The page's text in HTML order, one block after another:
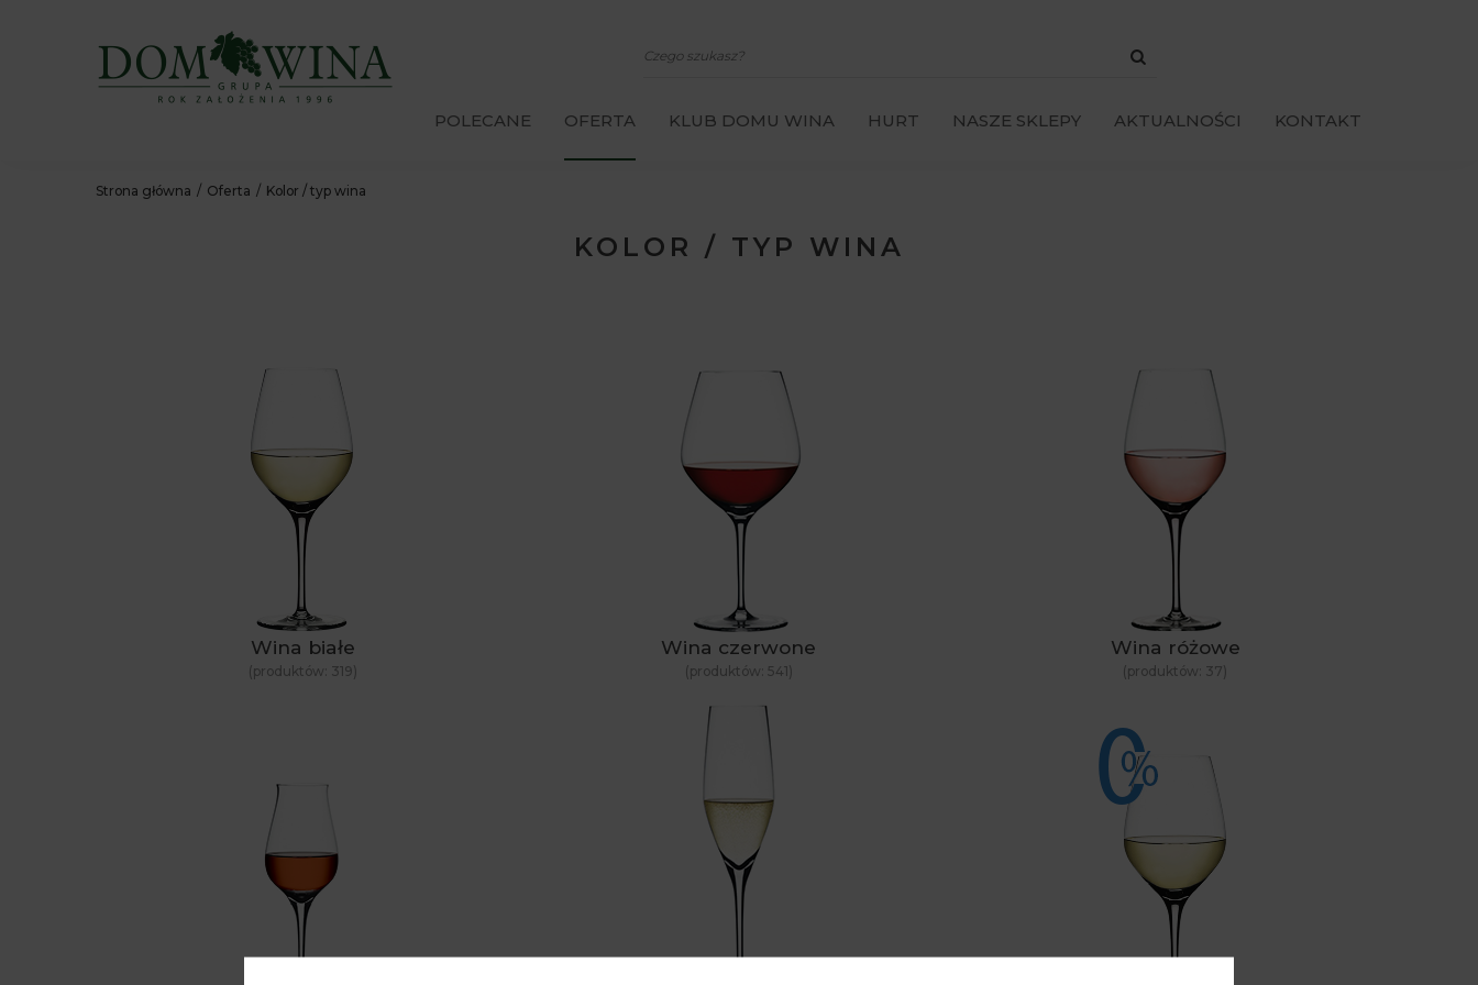
POLECANE OFERTA KLUB DOMU WINA HURT NASZE SKLEPY AKTUALNOŚCI KONTAKT
Strona główna Oferta Kolor / typ wina
KOLOR / TYP WINA
Wina białe
(produktów: 319 )
Wina czerwone
(produktów: 541 )
Wina różowe
(produktów: 37 )